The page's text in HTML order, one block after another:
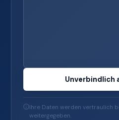
Unverbindlich
Ihre Daten werden vertraulich
weitergegeben.